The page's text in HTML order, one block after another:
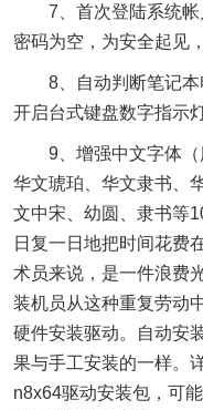
7、首次登陆系统帐
密码为空，为安全起见
8、自动判断笔记本
开启台式键盘数字指示
9、增强中文字体（
华文琥珀、华文隶书、
文中宋、幼圆、隶书等
日复一日地把时间花费
术员来说，是一件浪费
装机员从这种重复劳动
硬件安装驱动。自动安
果与手工安装的一样。
n8x64驱动安装包，可